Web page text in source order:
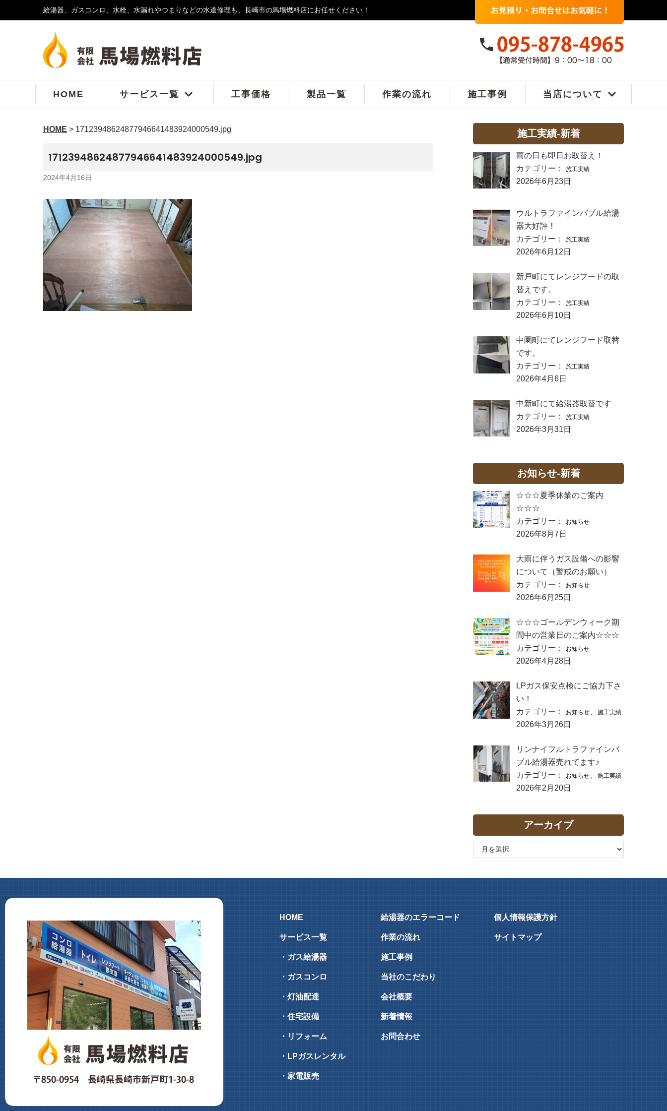
給湯器、ガスコンロ、水栓、水漏れやつまりなどの水道修理も、長崎市の馬場燃料店にお任せください！
HOME サービス一覧 工事価格 製品一覧 作業の流れ 施工事例 当店について
HOME > 17123948624877946641483924000549.jpg
17123948624877946641483924000549.jpg
2024年4月16日
施工実績-新着
雨の日も即日お取替え！
カテゴリー：
施工実績
2026年6月23日
ウルトラファインバブル給湯
器大好評！
カテゴリー：
施工実績
2026年6月12日
新戸町にてレンジフードの取
替えです。
カテゴリー：
施工実績
2026年6月10日
中園町にてレンジフード取替
です。
カテゴリー：
施工実績
2026年4月6日
中新町にて給湯器取替です
カテゴリー：
施工実績
2026年3月31日
お知らせ-新着
☆☆☆夏季休業のご案内
☆☆☆
カテゴリー：
お知らせ
2026年8月7日
大雨に伴うガス設備への影響
について（警戒のお願い）
カテゴリー：
お知らせ
2026年6月25日
☆☆☆ゴールデンウィーク期
間中の営業日のご案内☆☆☆
カテゴリー：
お知らせ
2026年4月28日
LPガス保安点検にご協力下さ
い！
カテゴリー：
お知らせ 施工実績
2026年3月26日
リンナイフルトラファインバ
ブル給湯器売れてます♪
カテゴリー：
お知らせ 施工実績
2026年2月20日
アーカイブ
HOME
サービス一覧
・ガス給湯器
・ガスコンロ
・灯油配達
・住宅設備
・リフォーム
・LPガスレンタル
・家電販売
給湯器のエラーコード
作業の流れ
施工事例
当社のこだわり
会社概要
新着情報
お問合わせ
個人情報保護方針
サイトマップ